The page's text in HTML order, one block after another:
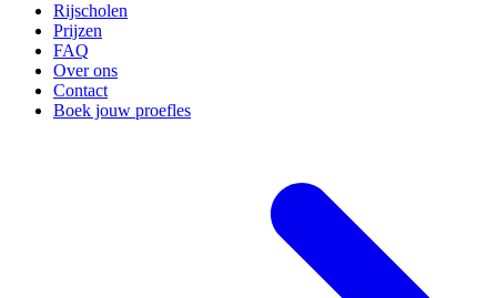
Rijscholen
Prijzen
FAQ
Over ons
Contact
Boek jouw proefles